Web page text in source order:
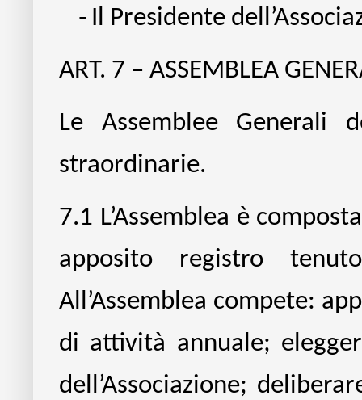
- Il Presidente
ART. 7 – ASSEMBLEA
Le Assemblee Generali
straordinarie.
7.1 L’Assemblea è
apposito registro
All’Assemblea compete:
di attività annuale;
dell’Associazione;